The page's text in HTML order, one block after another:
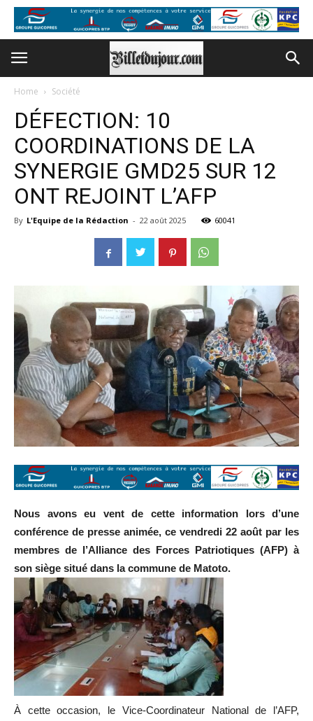
Home Société
DÉFECTION: 10
COORDINATIONS DE LA
SYNERGIE GMD25 SUR 12
ONT REJOINT L’AFP
By L'Equipe de la Rédaction - 22 août 2025 60041
Nous avons eu vent de cette information lors d’une
conférence de presse animée, ce vendredi 22 août par les
membres de l’Alliance des Forces Patriotiques (AFP) à
son siège situé dans la commune de Matoto.
À cette occasion, le Vice-Coordinateur National de l’AFP,